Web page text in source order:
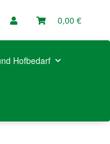
0,00 €
Hofbedarf